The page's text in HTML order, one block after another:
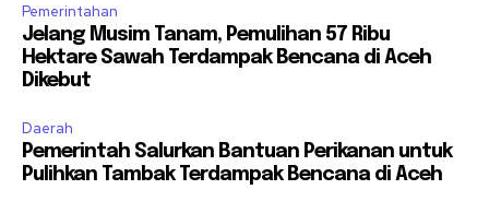
Pemerintahan
Jelang Musim Tanam, Pemulihan 57 Ribu
Hektare Sawah Terdampak Bencana di Aceh
Dikebut
Daerah
Pemerintah Salurkan Bantuan Perikanan untuk
Pulihkan Tambak Terdampak Bencana di Aceh